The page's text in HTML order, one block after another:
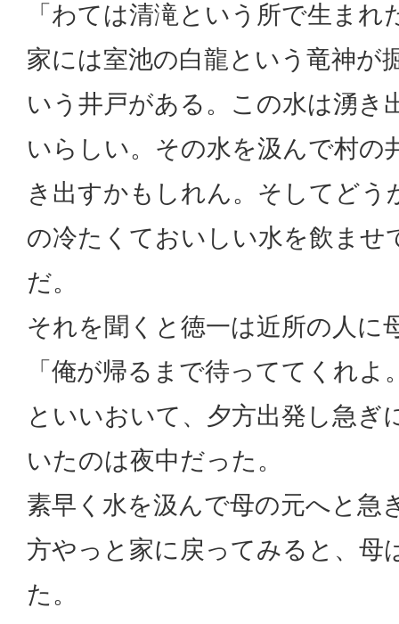
「わては清滝という所で生まれ
家には室池の白龍という竜神が
いう井戸がある。この水は湧き
いらしい。その水を汲んで村の
き出すかもしれん。そしてどう
の冷たくておいしい水を飲ませ
だ。
それを聞くと徳一は近所の人に
「俺が帰るまで待っててくれよ
といいおいて、夕方出発し急ぎ
いたのは夜中だった。
素早く水を汲んで母の元へと急
方やっと家に戻ってみると、母
た。